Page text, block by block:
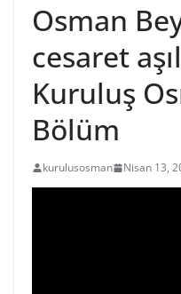
Osman
cesaret
Kuruluş
Bölüm
kurulusosman Nisan 13,